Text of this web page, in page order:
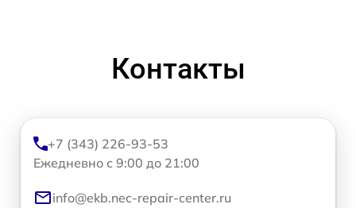
Контакты
+7 (343) 226-93-53
Ежедневно с 9:00 до 21:00
info@ekb.nec-repair-center.ru